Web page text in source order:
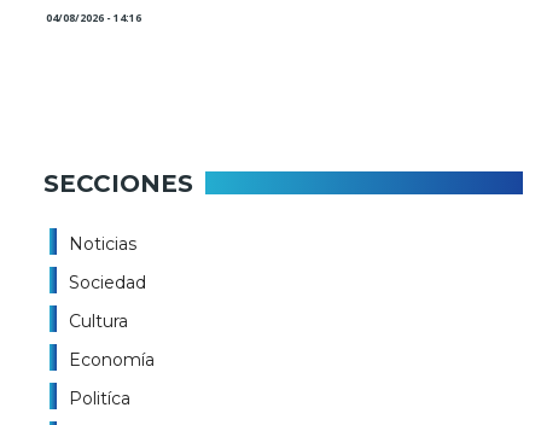
04/08/2026 - 14:16
SECCIONES
Noticias
Sociedad
Cultura
Economía
Politíca